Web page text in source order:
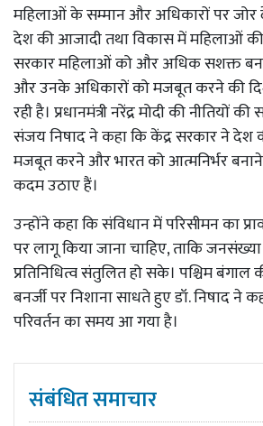
महिलाओं के सम्मान और अधिकारों पर जोर
देश की आजादी तथा विकास में महिलाओं
सरकार महिलाओं को और अधिक सशक्त
और उनके अधिकारों को मजबूत करने की
रही है। प्रधानमंत्री नरेंद्र मोदी की नीतियों
संजय निषाद ने कहा कि केंद्र सरकार ने देश
मजबूत करने और भारत को आत्मनिर्भर बनाने
कदम उठाए हैं।
उन्होंने कहा कि संविधान में परिसीमन का
पर लागू किया जाना चाहिए, ताकि
प्रतिनिधित्व संतुलित हो सके। पश्चिम बंगाल
बनर्जी पर निशाना साधते हुए डॉ. निषाद ने
परिवर्तन का समय आ गया है।
संबंधित समाचार